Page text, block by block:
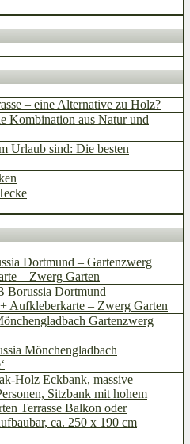
– eine Alternative zu Holz?
Kombination aus Natur und
Urlaub sind: Die besten
Dortmund – Gartenzwerg
– Zwerg Garten
Borussia Dortmund –
Aufkleberkarte – Zwerg Garten
Gartenzwerg
Mönchengladbach
Holz Eckbank, massive
Sitzbank mit hohem
Terrasse Balkon oder
ca. 250 x 190 cm